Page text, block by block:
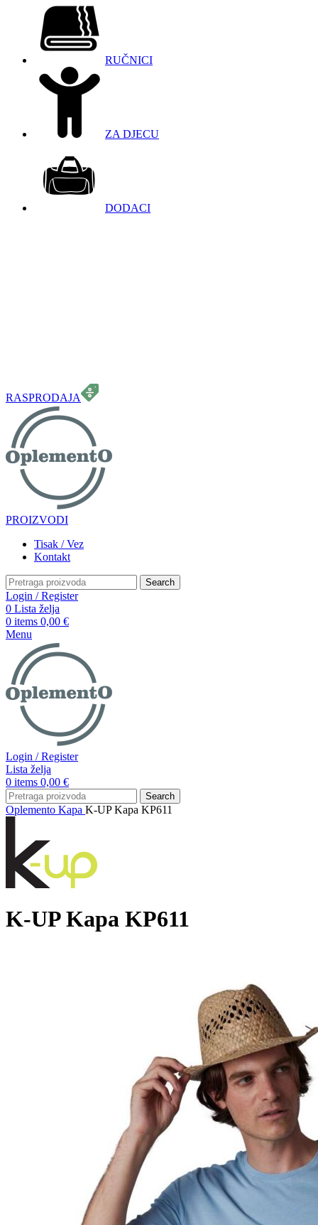
RUČNICI
ZA DJECU
DODACI
RASPRODAJA
PROIZVODI
Tisak / Vez
Kontakt
Search
Login / Register
0 Lista želja
0 items 0,00 €
Menu
Login / Register
Lista želja
0 items 0,00 €
Search
Oplemento Kapa K-UP Kapa KP611
K-UP Kapa KP611